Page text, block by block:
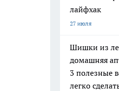
лайфхак
27 июля
Шишки из
домашняя
3 полезные
легко